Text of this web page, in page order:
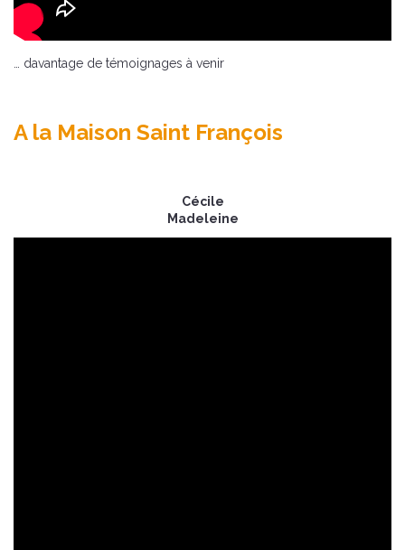
… davantage de témoignages à venir
A la Maison Saint François
Cécile
Madeleine